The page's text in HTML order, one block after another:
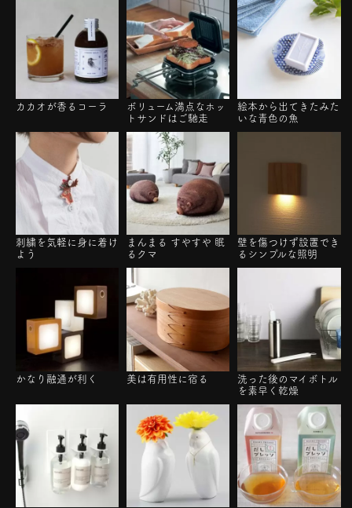
カカオが香るコーラ
ボリューム満点なホッ
トサンドはご馳走
絵本から出てきたみた
いな青色の魚
刺繍を気軽に身に着け
よう
まんまる すやすや 眠
るクマ
壁を傷つけず設置でき
るシンプルな照明
かなり融通が利く 美は有用性に宿る
洗った後のマイボトル
を素早く乾燥